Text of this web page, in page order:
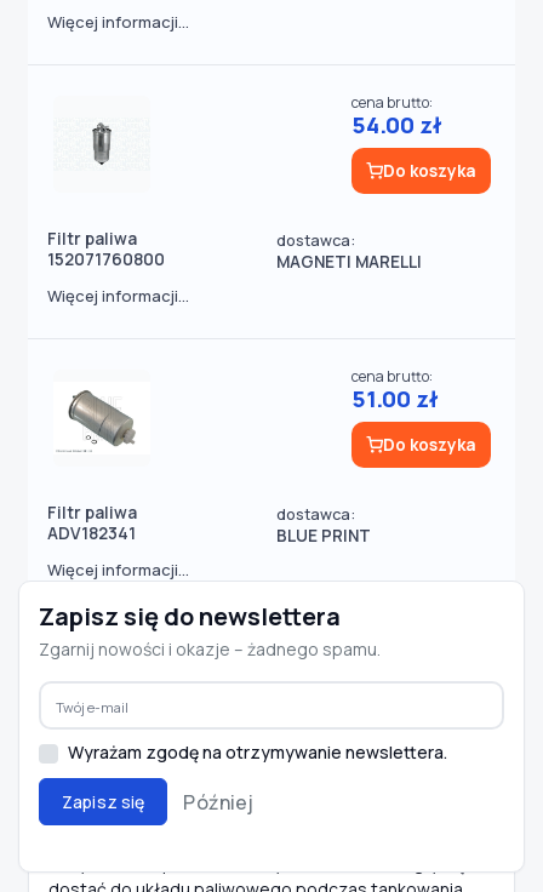
Więcej informacji...
Filtr paliwa
152071760800
dostawca:
MAGNETI MARELLI
cena brutto:
54.00 zł
Do koszyka
Więcej informacji...
Filtr paliwa
ADV182341
dostawca:
BLUE PRINT
cena brutto:
51.00 zł
Do koszyka
Więcej informacji...
Wyświetlanie od1 do50(z3000pozycji)
Stron:1 2 3 4 5
filtr paliwa
Filtr paliwa samochodowy
Zapisz się do newslettera
Zgarnij nowości i okazje – żadnego spamu.
Wyrażam zgodę na otrzymywanie newslettera.
Zapisz się Później